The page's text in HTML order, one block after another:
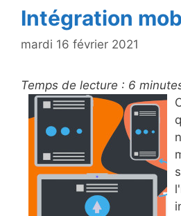
Intégration
mardi 16 février 2021
Temps de lecture : 6
l'